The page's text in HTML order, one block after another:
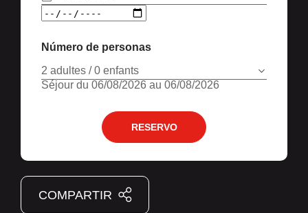
Número de personas
2 adultes / 0 enfants
Séjour du 06/08/2026 au 06/08/2026
RESERVO
COMPARTIR